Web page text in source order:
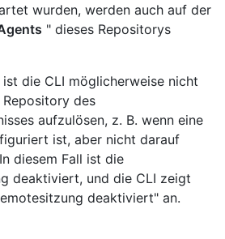
wurden, werden auch auf der
" dieses Repositorys
ist die CLI möglicherweise nicht
des
aufzulösen, z. B. wenn eine
ist, aber nicht darauf
diesem Fall ist die
deaktiviert, und die CLI zeigt
deaktiviert" an.